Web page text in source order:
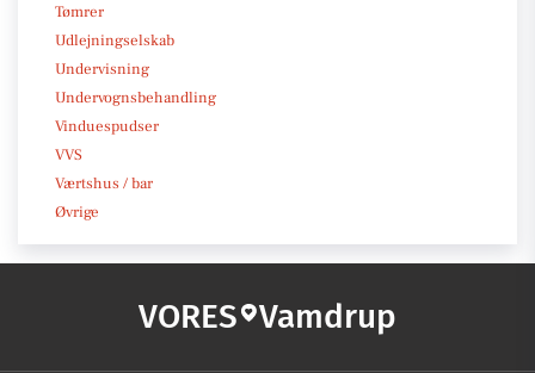
Tømrer
Udlejningselskab
Undervisning
Undervognsbehandling
Vinduespudser
VVS
Værtshus / bar
Øvrige
VORES Vamdrup